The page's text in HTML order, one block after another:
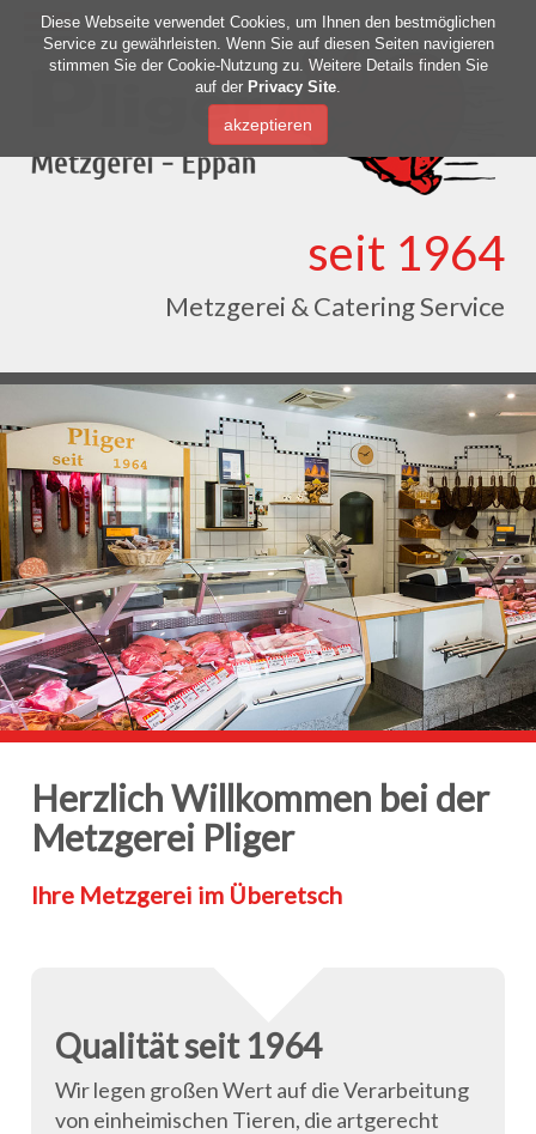
seit 1964
Metzgerei & Catering Service
Herzlich Willkommen bei der
Metzgerei Pliger
Ihre Metzgerei im Überetsch
Qualität seit 1964
Wir legen großen Wert auf die Verarbeitung
von einheimischen Tieren, die artgerecht
Diese Webseite verwendet Cookies, um Ihnen den bestmöglichen
Service zu gewährleisten. Wenn Sie auf diesen Seiten navigieren
stimmen Sie der Cookie-Nutzung zu. Weitere Details finden Sie
auf der Privacy Site.